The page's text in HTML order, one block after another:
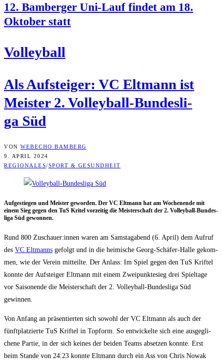
12. Bam­ber­ger Uni-Lauf fin­det am 18.
Okto­ber statt
Vol­ley­ball
Als Auf­stei­ger: VC Elt­mann ist
Meis­ter 2. Vol­ley­ball-Bun­des­li­
ga Süd
VON WEBECHO BAMBERG
9. APRIL 2024
REGIONALES/SPORT & GESUNDHEIT
Auf­ge­stie­gen und Meis­ter gewor­den. Der VC Elt­mann hat am Wochen­en­de mit
einem Sieg gegen den TuS Kri­tel vor­zei­tig die Meis­ter­schaft der 2. Vol­ley­ball-Bun­des­
li­ga Süd gewonnen.
Rund 800 Zuschauer:innen waren am Sams­tag­abend (6. April) dem Auf­ruf
des VC Elt­manns gefolgt und in die hei­mi­sche Georg-Schä­fer-Hal­le gekom­
men, wie der Ver­ein mit­teil­te. Der Anlass: Im Spiel gegen den TuS Krif­tel
konn­te der Auf­stei­ger Elt­mann mit einem Zwei­punk­te­sieg drei Spiel­ta­ge
vor Sai­son­ende die Meis­ter­schaft der 2. Vol­ley­ball-Bun­des­li­ga Süd
gewinnen.
Von Anfang an prä­sen­tier­ten sich sowohl der VC Elt­mann als auch der
fünft­plat­zier­te TuS Krif­tel in Top­form. So ent­wi­ckel­te sich eine aus­ge­gli­
che­ne Par­tie, in der sich kei­nes der bei­den Teams abset­zen konn­te. Erst
beim Stan­de von 24:23 konn­te Elt­mann durch ein Ass von Chris Nowak